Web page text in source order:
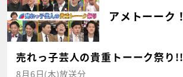
アメトーーク！
売れっ子芸人の貴重トーーク祭り!!
8月6日(木)放送分